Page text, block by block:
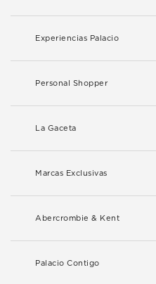
Experiencias Palacio
Personal Shopper
La Gaceta
Marcas Exclusivas
Abercrombie & Kent
Palacio Contigo